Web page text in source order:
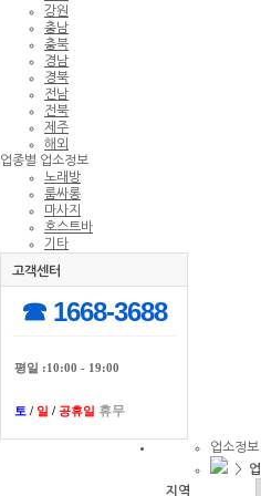
강원
충남
충북
경남
경북
전남
전북
제주
해외
업종별 업소정보
노래방
룸싸롱
마사지
호스트바
기타
고객센터
☎ 1668-3688
평일 :10:00 - 19:00
토 / 일 / 공휴일 휴무
업소정보
>
지역